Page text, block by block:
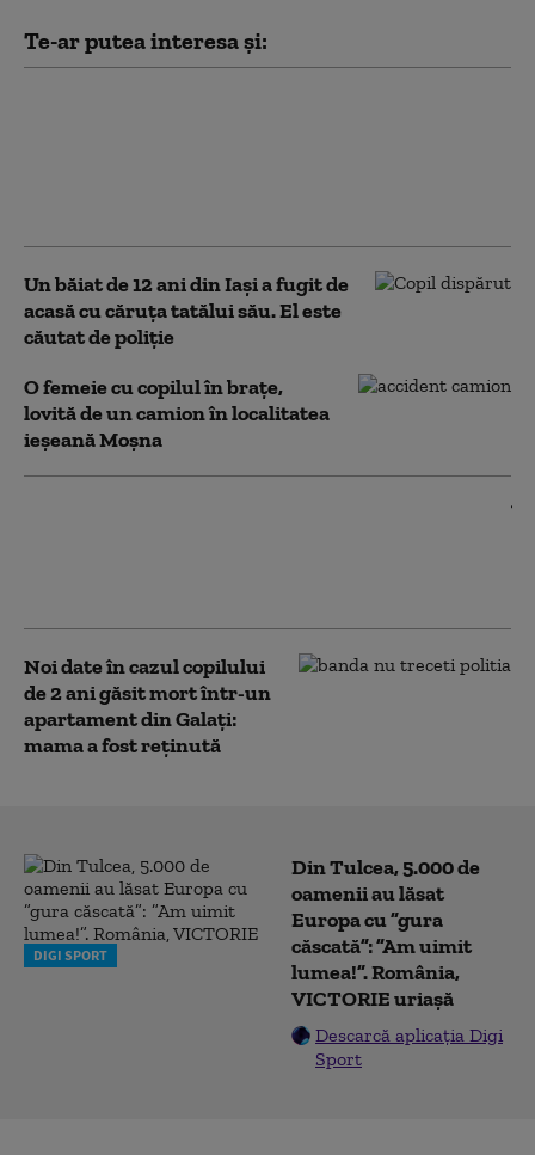
Te-ar putea interesa și:
Un băiat de 12 ani din Iași a fugit de
acasă cu căruţa tatălui său. El este
căutat de poliție
O femeie cu copilul în braţe,
lovită de un camion în localitatea
ieșeană Moșna
Noi date în cazul copilului
de 2 ani găsit mort într-un
apartament din Galați:
mama a fost reținută
DIGI SPORT
Din Tulcea, 5.000 de
oamenii au lăsat
Europa cu ”gura
căscată”: ”Am uimit
lumea!”. România,
VICTORIE uriașă
Descarcă aplicația Digi
Sport